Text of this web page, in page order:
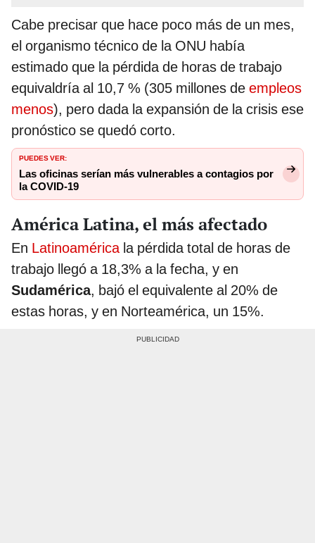
Cabe precisar que hace poco más de un mes,
el organismo técnico de la ONU había
estimado que la pérdida de horas de trabajo
equivaldría al 10,7 % (305 millones de empleos
menos), pero dada la expansión de la crisis ese
pronóstico se quedó corto.
PUEDES VER:
Las oficinas serían más vulnerables a contagios por
la COVID-19
América Latina, el más afectado
En Latinoamérica la pérdida total de horas de
trabajo llegó a 18,3% a la fecha, y en
Sudamérica, bajó el equivalente al 20% de
estas horas, y en Norteamérica, un 15%.